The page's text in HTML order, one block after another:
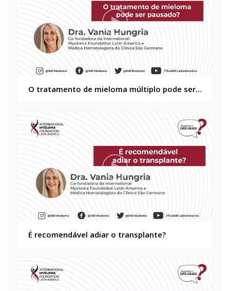
O tratamento de mieloma múltiplo pode ser pausado?
É recomendável adiar o transplante?